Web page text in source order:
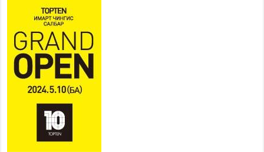
Гэр бүлийн хэрэг шүүхэд хянан шийдвэрлэх
тухай хуулиар хүүхдийн дээд ашиг сонирхлыг
нэн тэргүүнд хангахыг баталгаажууллаа
2026 оны 7 сар 21 / 11 цаг 42 минут
Б.Пүрэвдагва: “Туул-1” коллекторыг ашиглалтад
оруулж байж бид гэр хорооллыг барилгажуулна
2026 оны 7 сар 21 / 10 цаг 15 минут
АЖЛЫГ ХҮНД СУРТЛЫГ БУУРУУЛЖ, ИРГЭД,
АЖ АХУЙН НЭГЖИЙН АЧААГ ХЭРХЭН
ХӨНГӨЛСНӨӨР ДҮГНЭНЭ
2026 оны 7 сар 21 / 10 цаг 09 минут